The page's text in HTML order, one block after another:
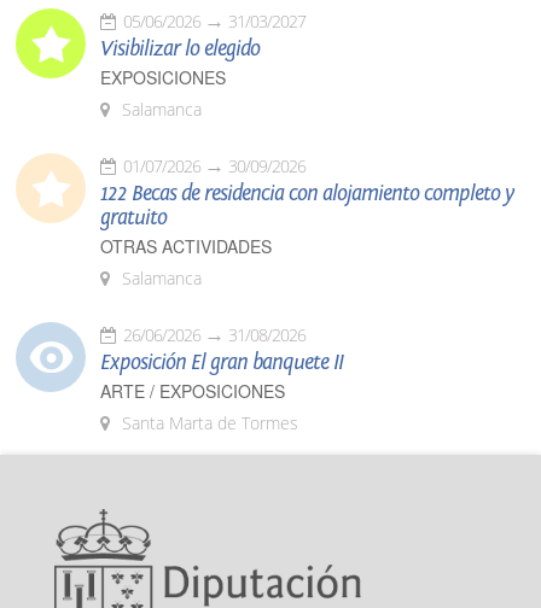
05/06/2026 31/03/2027
Visibilizar lo elegido
EXPOSICIONES
Salamanca
01/07/2026 30/09/2026
122 Becas de residencia con alojamiento completo y
gratuito
OTRAS ACTIVIDADES
Salamanca
26/06/2026 31/08/2026
Exposición El gran banquete II
ARTE / EXPOSICIONES
Santa Marta de Tormes